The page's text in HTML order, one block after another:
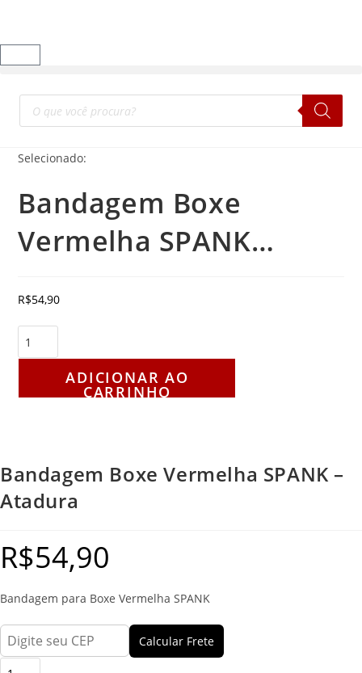
Selecionado:
Bandagem Boxe
Vermelha SPANK…
R$54,90
ADICIONAR AO
CARRINHO
Bandagem Boxe Vermelha SPANK –
Atadura
R$54,90
Bandagem para Boxe Vermelha SPANK
Calcular Frete